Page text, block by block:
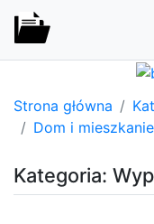
Strona główna
Dom i mieszkanie
Kategoria: